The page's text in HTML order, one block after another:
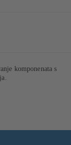
komponenata s